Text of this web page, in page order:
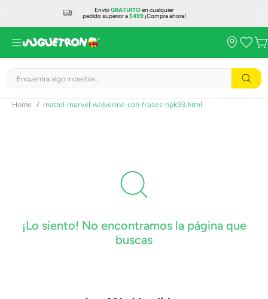
EnvíoGRATUITOen cualquier
pedido superior a$499¡Compra ahora!
Encuentra algo increíble...
mattel-marvel-wolverine-con-frases-hpk93.html
¡Lo siento! No encontramos la página que
buscas